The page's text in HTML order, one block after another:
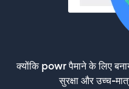
क्योंकि powr पैमाने के लिए
सुरक्षा और उच्च-